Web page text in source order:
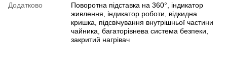
Додатково
Поворотна підставка на 360°, індикатор
живлення, індикатор роботи, відкидна
кришка, підсвічування внутрішньої частини
чайника, багаторівнева система безпеки,
закритий нагрівач